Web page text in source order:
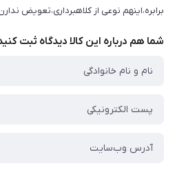
برابره،اینهم نوعی از کلاهبرداری،تعویض
شما هم درباره این کالا دیدگاه ثبت